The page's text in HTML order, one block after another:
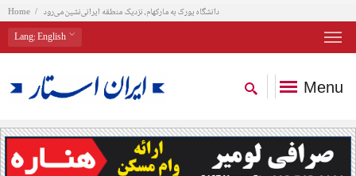
Home دانشگاه یورک به مارکهام، نزدیک منطقه ایرانی‌نشین می‌رود
Lang: English
Menu